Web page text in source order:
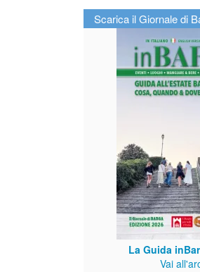
Scarica il Giornale di
La Guida
Vai